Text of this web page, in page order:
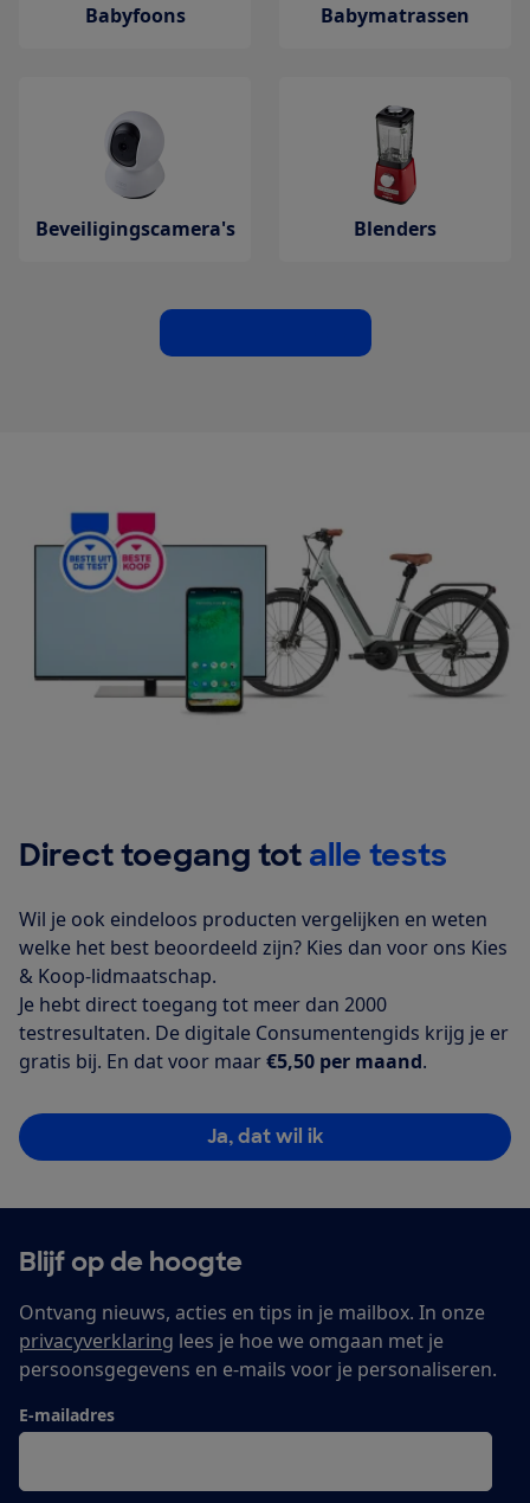
Babyfoons Babymatrassen
Beveiligingscamera's Blenders
Direct toegang tot alle tests
Wil je ook eindeloos producten vergelijken en weten
welke het best beoordeeld zijn? Kies dan voor ons Kies
& Koop-lidmaatschap.
Je hebt direct toegang tot meer dan 2000
testresultaten. De digitale Consumentengids krijg je er
gratis bij. En dat voor maar€5,50 per maand.
Ja, dat wil ik
Blijf op de hoogte
Ontvang nieuws, acties en tips in je mailbox. In onze
privacyverklaring lees je hoe we omgaan met je
persoonsgegevens en e-mails voor je personaliseren.
E-mailadres